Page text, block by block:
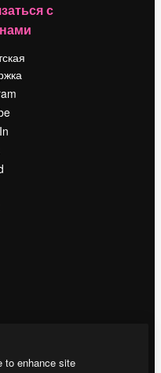
с
нами
to enhance site